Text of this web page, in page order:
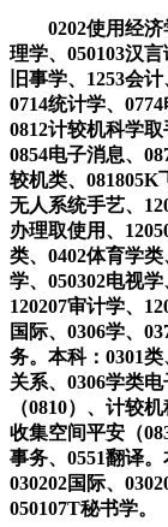
0202使用经济学
理学、050103汉
旧事学、1253会
0714统计学、
0812计较机科学取
0854电子消息、
较机类、081805K
无人系统手艺、
办理取使用、
类、0402体育学
学、050302电视学
120207审计学、
国际、0306学、
务。本科：0301
关系、0306学类
（0810）、计较
收集空间平安（
事务、0551翻译。
030202国际、
050107T秘书学。